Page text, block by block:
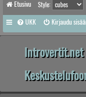
Etusivu Style:
UKK Kirjaudu
Introvertit.net